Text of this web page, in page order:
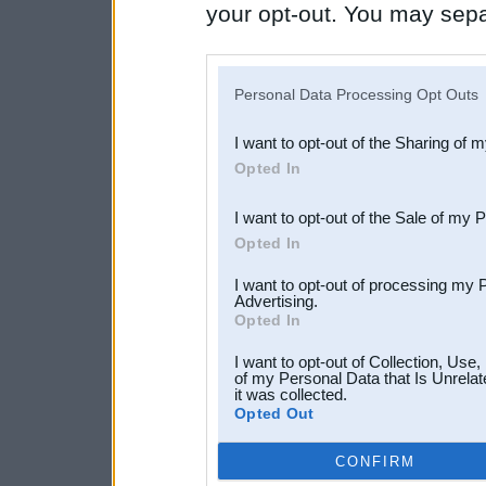
your opt-out. You may
Downstream Participants
third parties.
Personal Data Processing Opt Outs
I want to opt-out of the Sharing of
Opted In
I want to opt-out of the Sale of my
Opted In
I want to opt-out of processing my
Advertising.
Opted In
I want to opt-out of Collection,
of my Personal Data that Is
it was collected.
Opted Out
CONFIRM